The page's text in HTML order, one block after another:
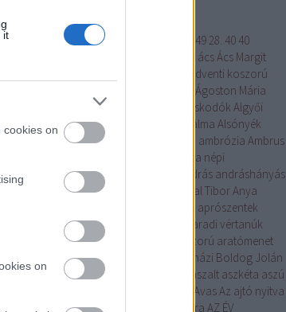
it
cookies on
on
"MAGYAR KÉZMŰVES REMEK" 1849 28. 40 40
ácsÁcs Margit
adventi koszorú
Ágoston Mária
Ajakalakoskodás alakoskodók Algyői
Tojásíró Műhely
alma Alsónyék
áltemetésalulhajtós szélmalom ambrózia Ambrus
Ament Éva népi
kismesterség
András andráshányás
Angyal!angyali Antal TiborAnya
aprószentek
Aprószentek
aradi vértanúk
Arankaaratás aratókoszorú aratómenet
arkangyalárnika
Árpádházi Boldog Jolán
Árpád ház
Assisi Szent Ferenc aszalt aszkéta aszú
AvasAz ajtó nyitva
áll?
Az Én Újságom az Év madara AZ ÉV